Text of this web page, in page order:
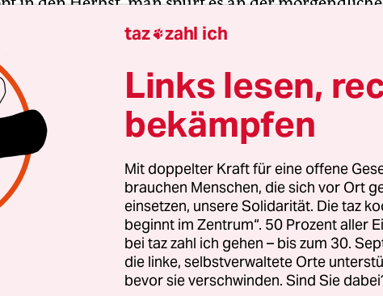
Tau im Gras und der Wäsche, die nicht recht
Schaffen die Tomatenpflanzen noch ein paar
Pfaffenhütchen ist auch wieder da – in Pink und
es sich gehört.
es dunkel wird – und das tut es jetzt immer
die Strickjacken fest um unsere Schultern
in die Finsternis. Das war's jetzt schon wieder
mehr draußen plauschen und grillen und
laufen lassen?
taz zahl ich
Links lesen,
bekämpfen
Mit doppelter Kraft für eine offene
brauchen Menschen, die sich vor Ort
einsetzen, unsere Solidarität. Die taz
beginnt im Zentrum“. 50 Prozent aller
bei taz zahl ich gehen – bis zum 30.
die linke, selbstverwaltete Orte
bevor sie verschwinden. Sind Sie